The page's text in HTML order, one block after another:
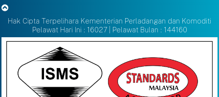
Hak Cipta Terpelihara Kementerian Perladangan dan Komoditi
Pelawat Hari Ini : 16027 | Pelawat Bulan : 144160